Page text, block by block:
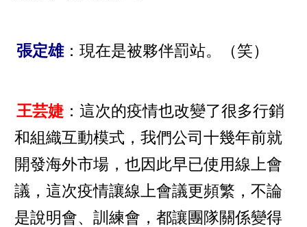
張定雄：現在是被夥伴罰站。（笑）
王芸婕 ：這次的疫情也改變了很多行銷
和組織互動模式，我們公司十幾年前就
開發海外市場，也因此早已使用線上會
議，這次疫情讓線上會議更頻繁，不論
是說明會、訓練會，都讓團隊關係變得